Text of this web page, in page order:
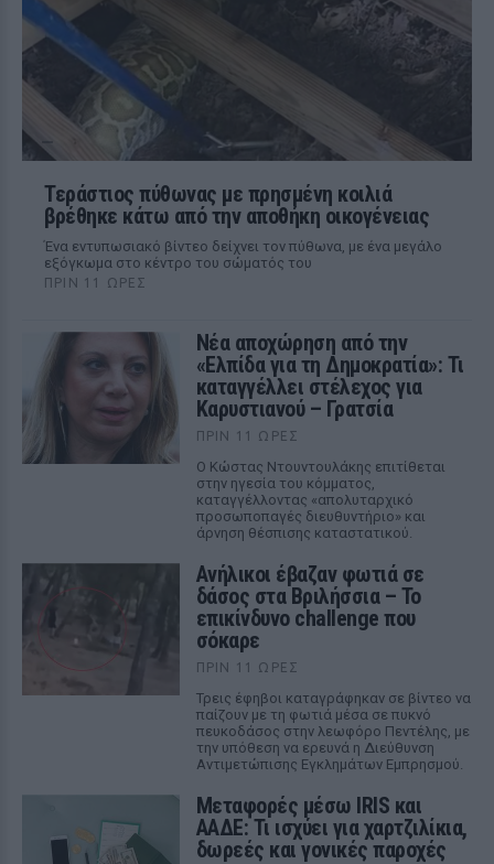
Τεράστιος πύθωνας με πρησμένη κοιλιά
βρέθηκε κάτω από την αποθήκη οικογένειας
Ένα εντυπωσιακό βίντεο δείχνει τον πύθωνα, με ένα μεγάλο
εξόγκωμα στο κέντρο του σώματός του
ΠΡΙΝ 11 ΏΡΕΣ
Νέα αποχώρηση από την
«Ελπίδα για τη Δημοκρατία»: Τι
καταγγέλλει στέλεχος για
Καρυστιανού – Γρατσία
ΠΡΙΝ 11 ΏΡΕΣ
Ο Κώστας Ντουντουλάκης επιτίθεται
στην ηγεσία του κόμματος,
καταγγέλλοντας «απολυταρχικό
προσωποπαγές διευθυντήριο» και
άρνηση θέσπισης καταστατικού.
Ανήλικοι έβαζαν φωτιά σε
δάσος στα Βριλήσσια – Το
επικίνδυνο challenge που
σόκαρε
ΠΡΙΝ 11 ΏΡΕΣ
Τρεις έφηβοι καταγράφηκαν σε βίντεο να
παίζουν με τη φωτιά μέσα σε πυκνό
πευκοδάσος στην λεωφόρο Πεντέλης, με
την υπόθεση να ερευνά η Διεύθυνση
Αντιμετώπισης Εγκλημάτων Εμπρησμού.
Μεταφορές μέσω IRIS και
ΑΑΔΕ: Τι ισχύει για χαρτζιλίκια,
δωρεές και γονικές παροχές